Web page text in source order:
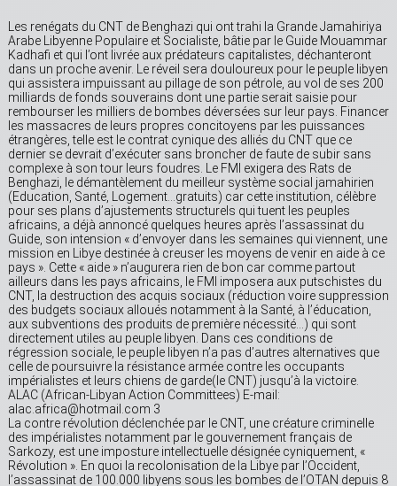
Les renégats du CNT de Benghazi qui ont trahi la Grande Jamahiriya
Arabe Libyenne Populaire et Socialiste, bâtie par le Guide Mouammar
Kadhafi et qui l’ont livrée aux prédateurs capitalistes, déchanteront
dans un proche avenir. Le réveil sera douloureux pour le peuple libyen
qui assistera impuissant au pillage de son pétrole, au vol de ses 200
milliards de fonds souverains dont une partie serait saisie pour
rembourser les milliers de bombes déversées sur leur pays. Financer
les massacres de leurs propres concitoyens par les puissances
étrangères, telle est le contrat cynique des alliés du CNT que ce
dernier se devrait d’exécuter sans broncher de faute de subir sans
complexe à son tour leurs foudres. Le FMI exigera des Rats de
Benghazi, le démantèlement du meilleur système social jamahirien
(Education, Santé, Logement…gratuits) car cette institution, célèbre
pour ses plans d’ajustements structurels qui tuent les peuples
africains, a déjà annoncé quelques heures après l’assassinat du
Guide, son intension « d’envoyer dans les semaines qui viennent, une
mission en Libye destinée à creuser les moyens de venir en aide à ce
pays ». Cette « aide » n’augurera rien de bon car comme partout
ailleurs dans les pays africains, le FMI imposera aux putschistes du
CNT, la destruction des acquis sociaux (réduction voire suppression
des budgets sociaux alloués notamment à la Santé, à l’éducation,
aux subventions des produits de première nécessité…) qui sont
directement utiles au peuple libyen. Dans ces conditions de
régression sociale, le peuple libyen n’a pas d’autres alternatives que
celle de poursuivre la résistance armée contre les occupants
impérialistes et leurs chiens de garde(le CNT) jusqu’à la victoire.
ALAC (African-Libyan Action Committees) E-mail:
alac.africa@hotmail.com 3
La contre révolution déclenchée par le CNT, une créature criminelle
des impérialistes notamment par le gouvernement français de
Sarkozy, est une imposture intellectuelle désignée cyniquement, «
Révolution ». En quoi la recolonisation de la Libye par l’Occident,
l’assassinat de 100.000 libyens sous les bombes de l’OTAN depuis 8